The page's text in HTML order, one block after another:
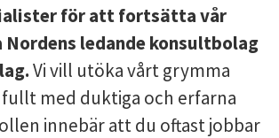
för att fortsätta vår
Nordens ledande konsultbolag
Vi vill utöka vårt grymma
fullt med duktiga och erfarna
innebär att du oftast jobbar